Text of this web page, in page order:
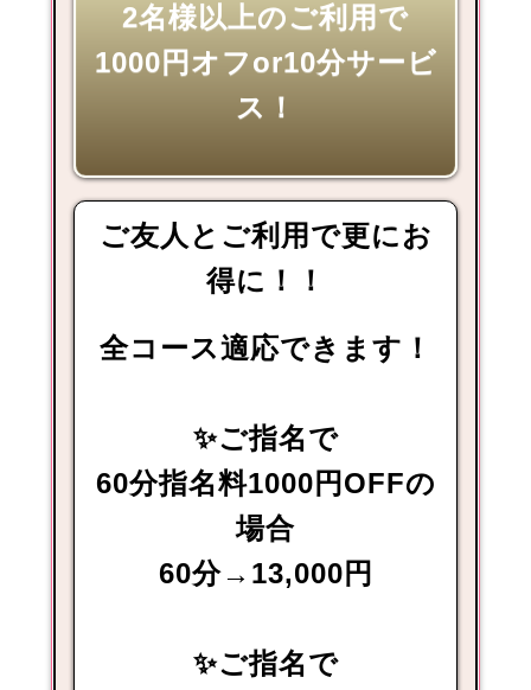
2名様以上のご利用で
1000円オフor10分サービ
ス！
ご友人とご利用で更にお
得に！！
全コース適応できます！
✨ご指名で
60分指名料1000円OFFの
場合
60分→13,000円
✨ご指名で